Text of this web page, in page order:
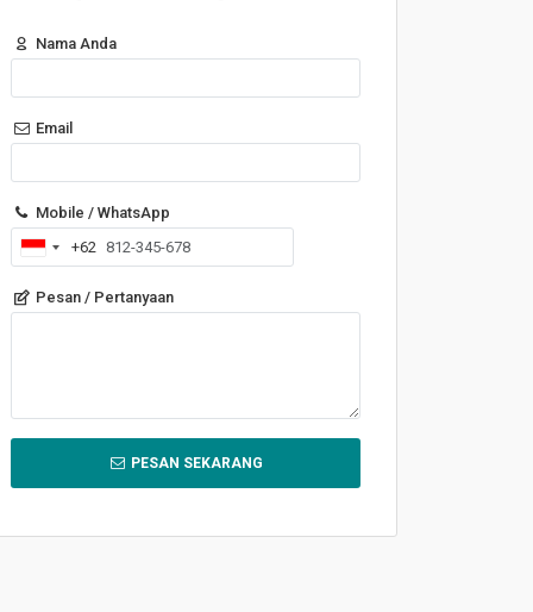
Nama Anda
Email
Mobile / WhatsApp
Indonesia
+62
+62
Pesan / Pertanyaan
PESAN SEKARANG